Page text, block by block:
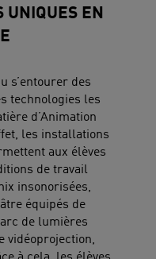
UNIQUES EN
s’entourer des
technologies les
d’Animation
les installations
aux élèves
de travail
insonorisées,
équipés de
de lumières
vidéoprojection,